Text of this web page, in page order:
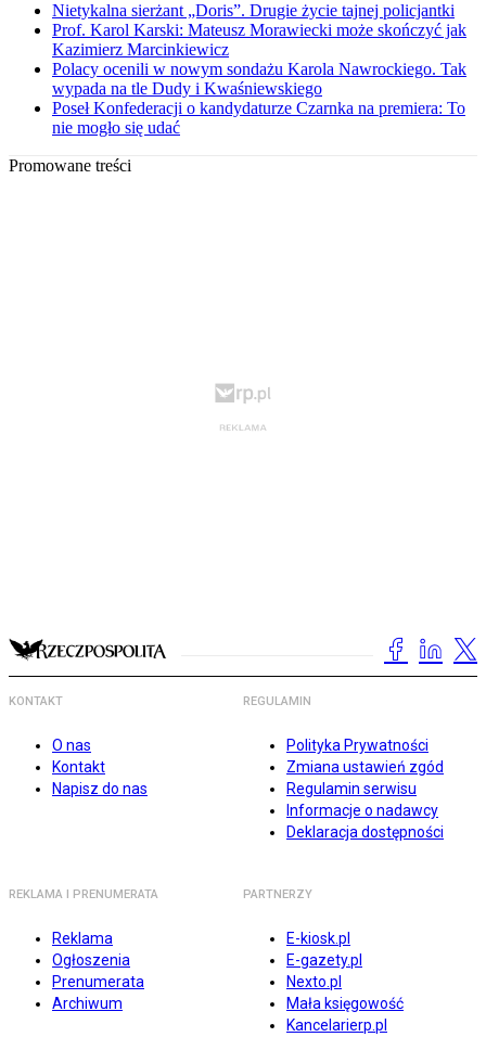
Nietykalna sierżant „Doris”. Drugie życie tajnej policjantki
Prof. Karol Karski: Mateusz Morawiecki może skończyć jak
Kazimierz Marcinkiewicz
Polacy ocenili w nowym sondażu Karola Nawrockiego. Tak
wypada na tle Dudy i Kwaśniewskiego
Poseł Konfederacji o kandydaturze Czarnka na premiera: To
nie mogło się udać
Promowane treści
KONTAKT
O nas
Kontakt
Napisz do nas
REGULAMIN
Polityka Prywatności
Zmiana ustawień zgód
Regulamin serwisu
Informacje o nadawcy
Deklaracja dostępności
REKLAMA I PRENUMERATA
Reklama
Ogłoszenia
Prenumerata
Archiwum
PARTNERZY
E-kiosk.pl
E-gazety.pl
Nexto.pl
Mała księgowość
Kancelarierp.pl